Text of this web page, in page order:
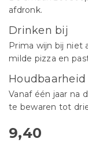
afdronk.
Drinken bij
Prima wijn bij niet
milde pizza en
Houdbaarheid
Vanaf één jaar na
te bewaren tot
9,40